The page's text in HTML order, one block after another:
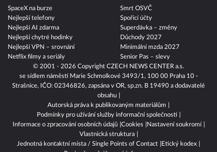
© 2001 - 2026 Copyright CZECH NEWS CENTER a.s.
se sídlem náměstí Marie Schmolkové 3493/1, 100 00 Praha 10 -
Strašnice, IČO: 02346826, zapsána v OR, sp.zn. B 19490 a dodavatelé
obsahu
Autorská práva k publikovaným materiálům
Podmínky pro užívání služby informační společnosti
Informace o zpracování osobních údajů Cookies
Nastavení soukromí
Vlastnická struktura
Jednotná kontaktní místa / Single Points of Contact
Etický kodex
SpaceX na burze
Nejlepší telefony
Nejlepší AI zdarma
Nejlepší chytré hodinky
Nejlepší VPN – srovnání
Netflix filmy a seriály
Smrt OSVČ
Spořicí účty
Superdávka – změny
Důchody 2027
Minimální mzda 2027
Senior Pas – slevy